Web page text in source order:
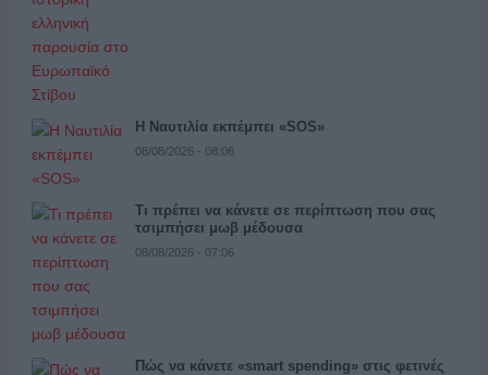
Η Ναυτιλία εκπέμπει «SOS»
08/08/2026 - 08:06
Τι πρέπει να κάνετε σε περίπτωση που σας
τσιμπήσει μωβ μέδουσα
08/08/2026 - 07:06
Πώς να κάνετε «smart spending» στις φετινές